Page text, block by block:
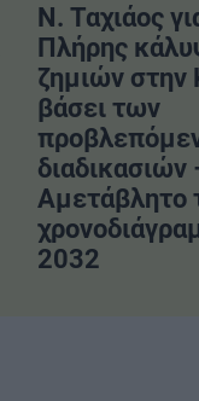
Ν. Ταχιάος
Πλήρης
ζημιών στην
βάσει των
διαδικασιών
Αμετάβλητο
2032